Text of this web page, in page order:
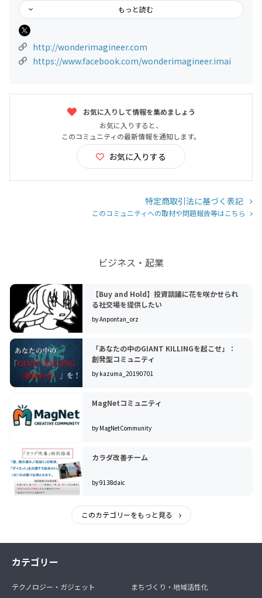
ぎ多数の講師をスキルUPに導いてきた。これまでの多彩な経
験を基に、オリジナルの人財育成・開発メソッドを開発し20
19年より人財育成人財開発コンサルティング会社 ワンダー
イマジニアを設立。独自性のあるスタイルにリピート企業、
ファンが跡を絶たない。
【今井千尋】
http://wonderimagineer.com
https://www.facebook.com/wonderimagi
公式instagram：https://instagram.com/c_imai?igshid=v
出版：2019年北京时代华文书局
出版：2019年内外出版社
⬜︎ 2020年現在、４冊目を執筆中
2018年 日本の人事部 人事ゲスト満足度No.1貢献（春・秋
にて講演し即満席）
2018年 日本の人事部 HPアワード書籍部門にて受賞
2019年 SHIBUYA QWS コモンズ就任 推薦図書に選出
文部科学省（財）生涯学習開発財団公認：NLPマスタープラ
クティショナー
米国Society of NLP公認：ＮＬＰトレーナーアソシエイト
ナー
米国NLP協会公認：NLP Coaching プロフェッショナルコー
チ
Herrmann international Japan公認：ハーマンモデルファ
一般社団法人産業カウンセラー協会認定：産業カウンセラー
GE JAPAN認定：GE WorkOut トレーナーアソシエイト
もっと読む
http://wonderimagineer.com
https://www.facebook.com/wonderimagineer.imai
お気に入りして情報を集めましょう
お気に入りすると、
このコミュニティの最新情報を通知します。
お気に入りする
特定商取引法に基づく表記
このコミュニティへの取材や問題報告等はこちら
ビジネス・起業
【Buy and Hold】投資談議に花を咲かせられ
る社交場を提供したい
by Anpontan_orz
「あなたの中のGIANT KILLINGを起こせ」：
創発型コミュニティ
by kazuma_20190701
MagNetコミュニティ
by MagNetCommunity
カラダ改善チーム
by 9138daic
このカテゴリーをもっと見る
カテゴリー
テクノロジー・ガジェット
まちづくり・地域活性化